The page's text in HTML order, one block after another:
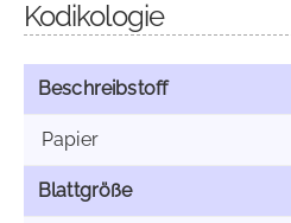
Kodikologie
Beschreibstoff
Papier
Blattgröße